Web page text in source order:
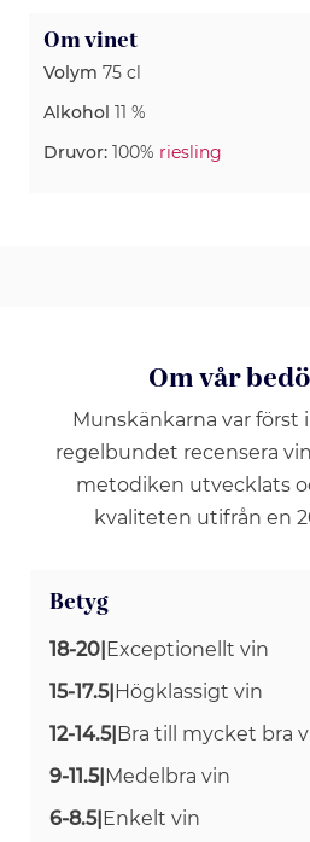
Om vinet
Volym 75 cl
Alkohol 11 %
Druvor: 100% riesling
Om vår
Munskänkarna var först
regelbundet recensera
metodiken utvecklats
kvaliteten utifrån en
Betyg
18-20|Exceptionellt vin
15-17.5|Högklassigt vin
12-14.5|Bra till mycket bra
9-11.5|Medelbra vin
6-8.5|Enkelt vin